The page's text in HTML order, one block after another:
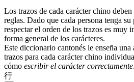
Los trazos de cada carácter chino
reglas. Dado que cada persona tenga
respectar el orden de los trazos es muy
forma general de los carácteres.
Este diccionario cantonés le enseña
trazos para cada carácter chino
cómo escribir el carácter correctamente.
行